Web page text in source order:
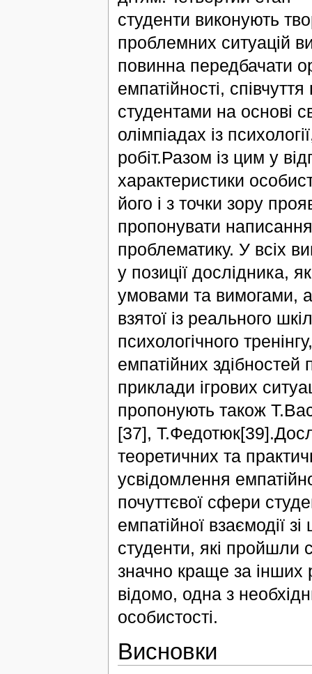
студенти виконують
проблемних ситуацій
повинна передбачати
емпатійності,
студентами на основі
олімпіадах із
робіт.Разом із цим у
характеристики
його і з точки зору
пропонувати
проблематику. У всіх
у позиції дослідника,
умовами та вимогами,
взятої із реального
психологічного
емпатійних здібностей
приклади ігрових
пропонують також
[37],
теоретичних та
усвідомлення
почуттєвої сфери
емпатійної взаємодії
студенти, які пройшли
значно краще за інших
відомо, одна з
особистості.
Висновки